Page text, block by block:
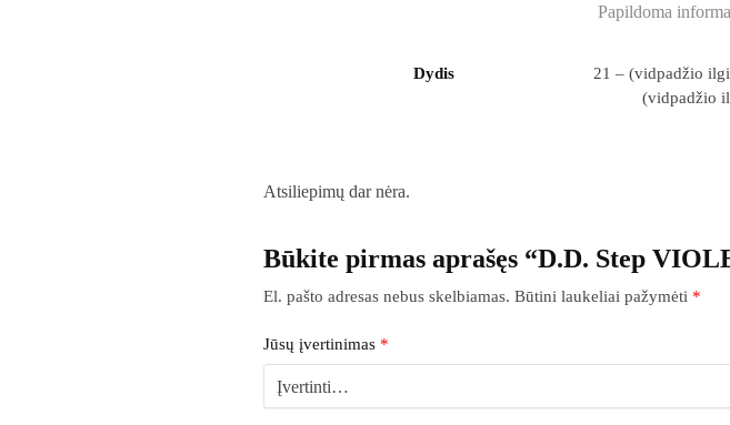
Papildoma
Dydis
21 – (vidpadžio
(vidpadžio
Atsiliepimų dar nėra.
Būkite pirmas aprašęs “D.D. Step
El. pašto adresas nebus skelbiamas. Būtini laukeliai pažymėti *
Jūsų įvertinimas *